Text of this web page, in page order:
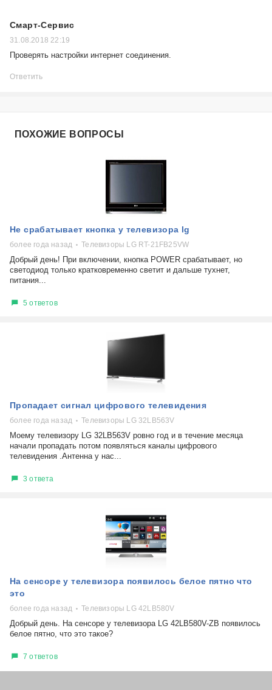
Смарт-Сервис
31.08.2018 22:19
Проверять настройки интернет соединения.
Ответить
ПОХОЖИЕ ВОПРОСЫ
Не срабатывает кнопка у телевизора lg
более года назад Телевизоры LG RT-21FB25VW
Добрый день! При включении, кнопка POWER срабатывает, но
светодиод только кратковременно светит и дальше тухнет,
питания...
5 ответов
Пропадает сигнал цифрового телевидения
более года назад Телевизоры LG 32LB563V
Моему телевизору LG 32LB563V ровно год и в течение месяца
начали пропадать потом появляться каналы цифрового
телевидения .Антенна у нас...
3 ответа
На сенсоре у телевизора появилось белое пятно что
это
более года назад Телевизоры LG 42LB580V
Добрый день. На сенсоре у телевизора LG 42LB580V-ZB появилось
белое пятно, что это такое?
7 ответов